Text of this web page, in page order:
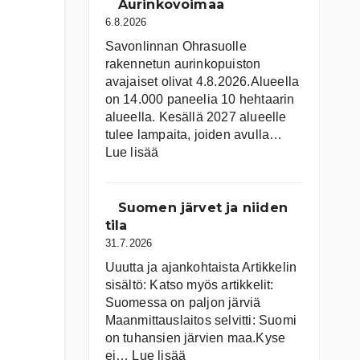
Aurinkovoimaa
6.8.2026
Savonlinnan Ohrasuolle
rakennetun aurinkopuiston
avajaiset olivat 4.8.2026.Alueella
on 14.000 paneelia 10 hehtaarin
alueella. Kesällä 2027 alueelle
tulee lampaita, joiden avulla…
Lue lisää
Suomen järvet ja niiden
tila
31.7.2026
Uuutta ja ajankohtaista Artikkelin
sisältö: Katso myös artikkelit:
Suomessa on pal­jon jär­viä
Maanmittauslaitos selvitti: Suomi
on tuhansien järvien maa.Kyse
ei… Lue lisää